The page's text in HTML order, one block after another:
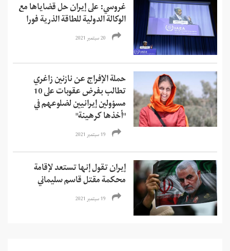
غروسي: على إيران حل قضاياها مع
الوكالة الدولية للطاقة الذرية فورا
20 سبتمبر 2021
حملة الإفراج عن نازنين زاغري
تطالب بفرض عقوبات على 10
مسؤولين إيرانيين لضلوعهم في
"أخذها كرهينة"
19 سبتمبر 2021
إيران تقول إنها تستعد لإقامة
محكمة مقتل قاسم سليماني
19 سبتمبر 2021